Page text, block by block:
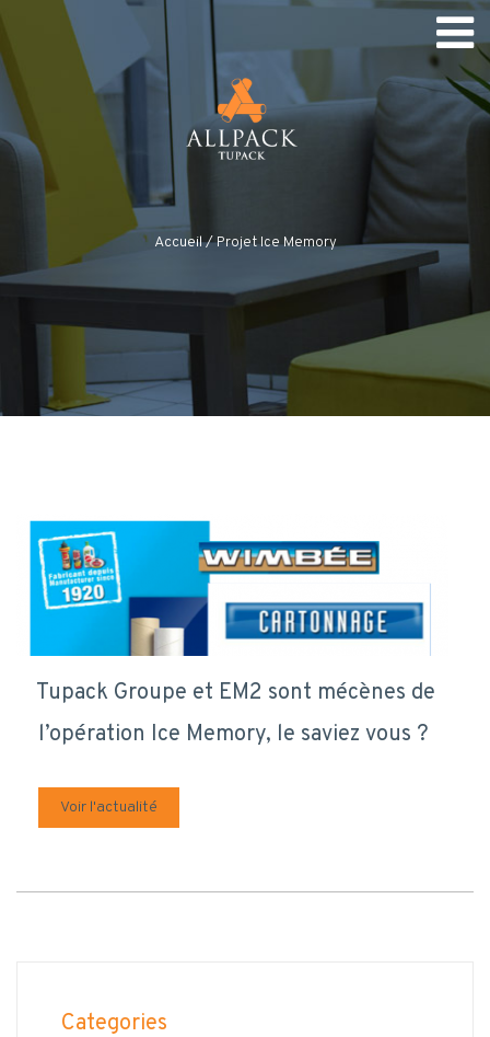
Accueil/ Projet Ice Memory
Tupack Groupe et EM2 sont mécènes de
l’opération Ice Memory, le saviez vous ?
Voir l'actualité
Categories